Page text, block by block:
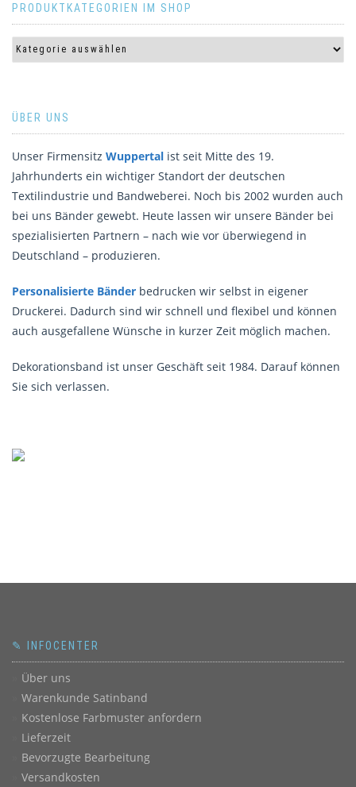
PRODUKTKATEGORIEN IM SHOP
ÜBER UNS
Unser Firmensitz Wuppertal ist seit Mitte des 19.
Jahrhunderts ein wichtiger Standort der deutschen
Textilindustrie und Bandweberei. Noch bis 2002 wurden auch
bei uns Bänder gewebt. Heute lassen wir unsere Bänder bei
spezialisierten Partnern – nach wie vor überwiegend in
Deutschland – produzieren.
Personalisierte Bänder bedrucken wir selbst in eigener
Druckerei. Dadurch sind wir schnell und flexibel und können
auch ausgefallene Wünsche in kurzer Zeit möglich machen.
Dekorationsband ist unser Geschäft seit 1984. Darauf können
Sie sich verlassen.
✎ INFOCENTER
Über uns
Warenkunde Satinband
Kostenlose Farbmuster anfordern
Lieferzeit
Bevorzugte Bearbeitung
Versandkosten